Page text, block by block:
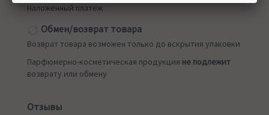
Наложенный платеж
Обмен/возврат товара
Возврат товара возможен только до вскрытия упаковки
Парфюмерно-косметическая продукция не подлежит
возврату или обмену
Отзывы